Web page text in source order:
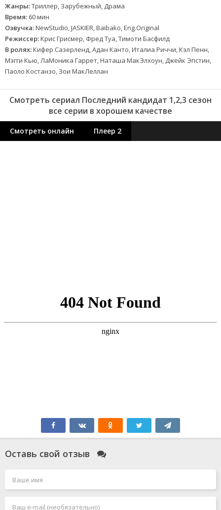
Жанры:Триллер, Зарубежный, Драма
Время: 60 мин
Озвучка:NewStudio, JASKIER, Baibako, Eng.Original
Режиссер:Крис Грисмер, Фред Туа, Тимоти Басфилд
В ролях:Кифер Сазерленд, Адан Канто, Италиа Риччи, Кэл Пенн,
Мэгги Кью, ЛаМоника Гаррет, Наташа МакЭлхоун, Джейк Эпстин,
Паоло Костанзо, Зои МакЛеллан
Смотреть сериал Последний кандидат 1,2,3 сезон
все серии в хорошем качестве
Смотреть онлайн Плеер 2
Оставь свой отзыв